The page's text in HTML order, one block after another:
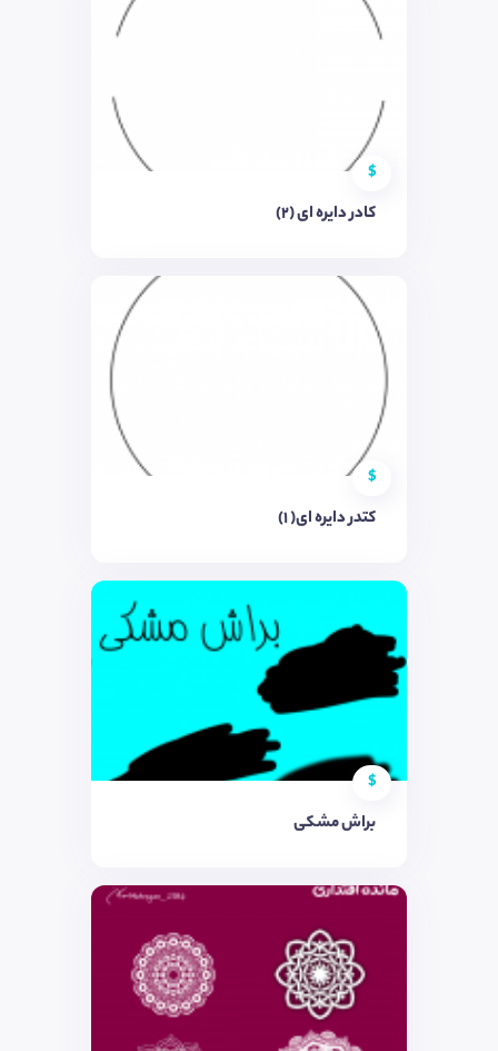
$
کادر دایره ای (۲)
$
کتدر دایره ای( ۱)
$
براش مشکی